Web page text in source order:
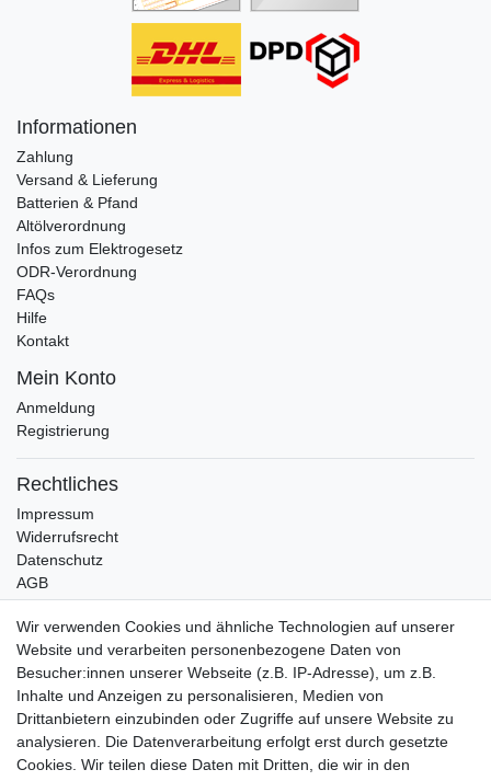
Informationen
Zahlung
Versand & Lieferung
Batterien & Pfand
Altölverordnung
Infos zum Elektrogesetz
ODR-Verordnung
FAQs
Hilfe
Kontakt
Mein Konto
Anmeldung
Registrierung
Rechtliches
Impressum
Widerrufsrecht
Datenschutz
AGB
Bleibt auf dem Laufenden ...
Newsletter
Honig
Hiermit bestätige ich, dass ich dieDaten­schutz­erklärunggelesen habe. Meine
Einwilligung kann ich jederzeit widerrufen.**
Wir verwenden Cookies und ähnliche Technologien auf unserer
Website und verarbeiten personenbezogene Daten von
Besucher:innen unserer Webseite (z.B. IP-Adresse), um z.B.
Inhalte und Anzeigen zu personalisieren, Medien von
Drittanbietern einzubinden oder Zugriffe auf unsere Website zu
analysieren. Die Datenverarbeitung erfolgt erst durch gesetzte
Cookies. Wir teilen diese Daten mit Dritten, die wir in den